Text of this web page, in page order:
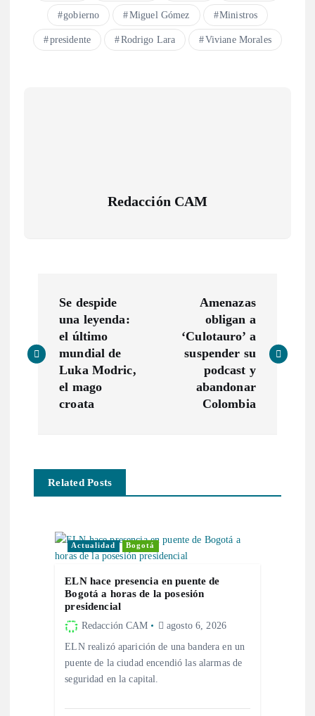
gobierno Miguel Gómez Ministros
presidente Rodrigo Lara Viviane Morales
Redacción CAM
v
a
c
Se despide
una leyenda:
el último
mundial de
Luka Modric,
el mago
croata
Amenazas
obligan a
‘Culotauro’ a
suspender su
podcast y
abandonar
Colombia
Related Posts
Actualidad Bogotá
ELN hace presencia en puente de
Bogotá a horas de la posesión
presidencial
Redacción CAM agosto 6, 2026
ELN realizó aparición de una bandera en un
puente de la ciudad encendió las alarmas de
seguridad en la capital.